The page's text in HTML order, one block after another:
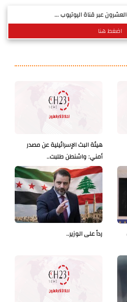
عبر قناة اليوتيوب ...
اضغط هنا
هيئة البث الإسرائيلية عن مصدر
أمني: واشنطن طلبت..
رداً على الوزير..